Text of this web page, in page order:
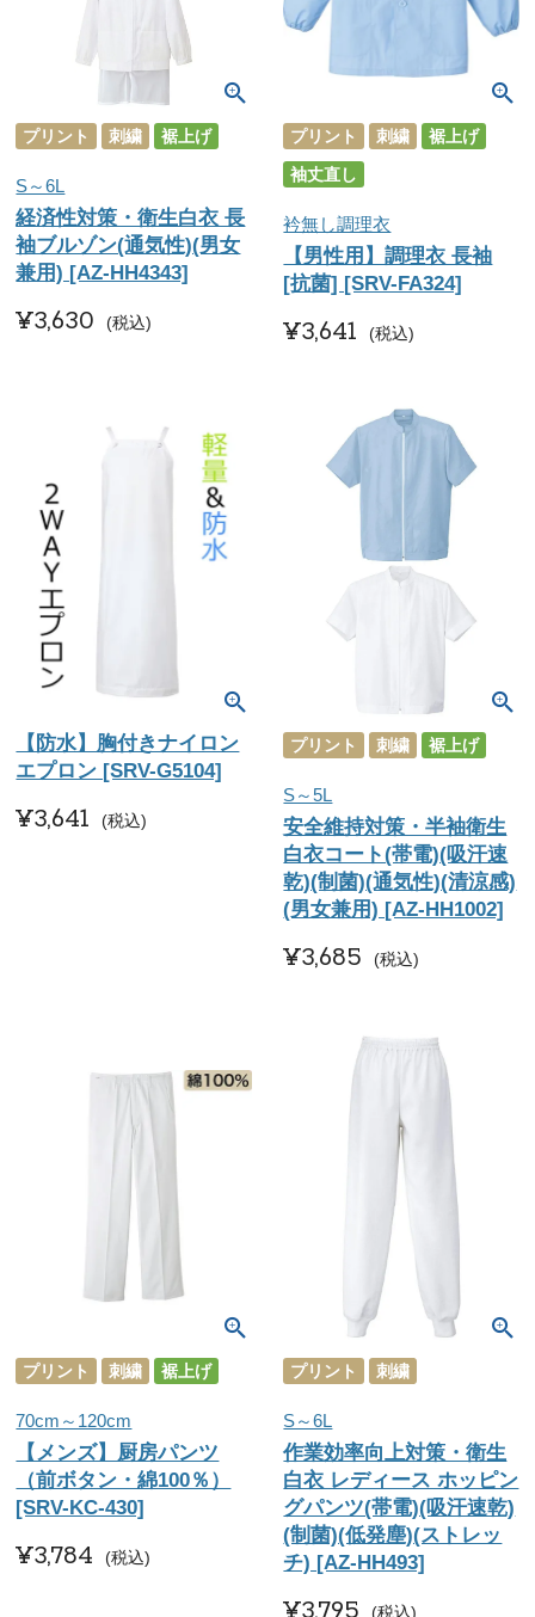
プリント 刺繍 裾上げ
S～6L
経済性対策・衛生白衣 長
袖ブルゾン(通気性)(男女
兼用) [AZ-HH4343]
¥3,630 税込
プリント 刺繍
裾上げ
袖丈直し
衿無し調理衣
【男性用】調理衣 長袖
[抗菌] [SRV-FA324]
¥3,641 税込
【防水】胸付きナイロン
エプロン [SRV-G5104]
¥3,641 税込
プリント 刺繍 裾上げ
S～5L
安全維持対策・半袖衛生
白衣コート(帯電)(吸汗速
乾)(制菌)(通気性)(清涼感)
(男女兼用) [AZ-HH1002]
¥3,685 税込
プリント 刺繍 裾上げ
70cm～120cm
【メンズ】厨房パンツ
（前ボタン・綿100％）
[SRV-KC-430]
¥3,784 税込
プリント 刺繍
S～6L
作業効率向上対策・衛生
白衣 レディース ホッピン
グパンツ(帯電)(吸汗速乾)
(制菌)(低発塵)(ストレッ
チ) [AZ-HH493]
税込